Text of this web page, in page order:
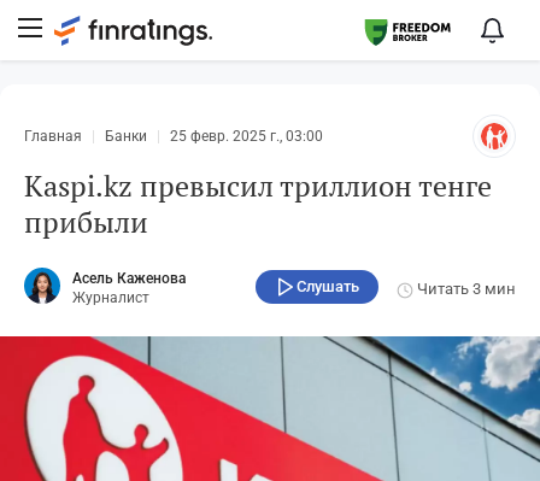
Главная Банки 25 февр. 2025 г., 03:00
Kaspi.kz превысил триллион тенге
прибыли
Асель Каженова
Журналист
Слушать Читать 3 мин